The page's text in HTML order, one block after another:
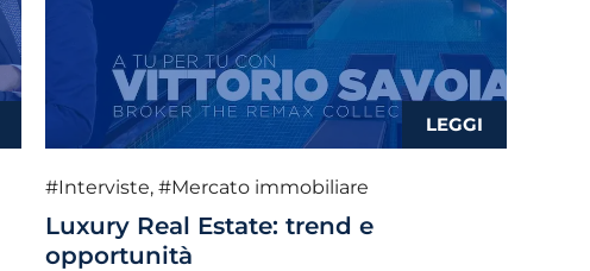
#Interviste, #Mercato immobiliare
Luxury Real Estate: trend e
opportunità